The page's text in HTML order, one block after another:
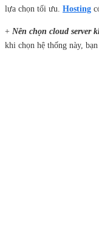
lựa chọn tối ưu. Hosting
+ Nên chọn cloud server
khi chọn hệ thống này,